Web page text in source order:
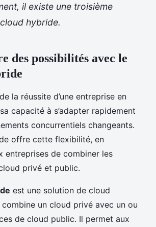
il existe une troisième
hybride.
des possibilités avec le
la réussite d’une entreprise en
capacité à s’adapter rapidement
concurrentiels changeants.
offre cette flexibilité, en
entreprises de combiner les
privé et public.
est une solution de cloud
un cloud privé avec un ou
de cloud public. Il permet aux